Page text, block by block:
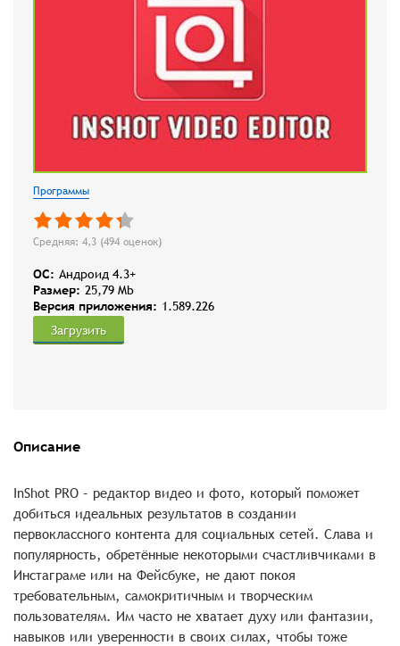
Программы
Средняя: 4,3 (494 оценок)
OC: Андроид 4.3+
Размер: 25,79 Mb
Версия приложения: 1.589.226
Загрузить
Описание
InShot PRO – редактор видео и фото, который поможет
добиться идеальных результатов в создании
первоклассного контента для социальных сетей. Слава и
популярность, обретённые некоторыми счастливчиками в
Инстаграме или на Фейсбуке, не дают покоя
требовательным, самокритичным и творческим
пользователям. Им часто не хватает духу или фантазии,
навыков или уверенности в своих силах, чтобы тоже